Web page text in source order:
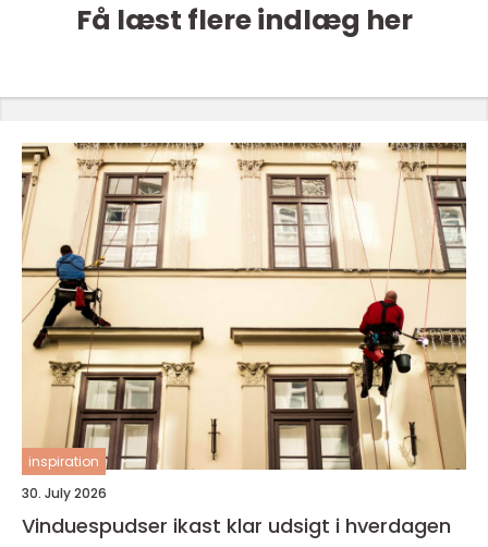
Få læst flere indlæg her
inspiration
30. July 2026
Vinduespudser ikast klar udsigt i hverdagen